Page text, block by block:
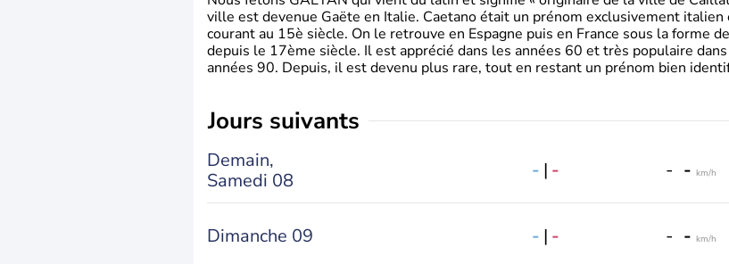
ville est devenue Gaëte en Italie. Caetano était un prénom exclusivement italien
courant au 15è siècle. On le retrouve en Espagne puis en France sous la forme
depuis le 17ème siècle. Il est apprécié dans les années 60 et très populaire
années 90. Depuis, il est devenu plus rare, tout en restant un prénom bien
jours suivants
Demain,
Samedi 08
- | - - - km/h
Dimanche 09 - | - - - km/h